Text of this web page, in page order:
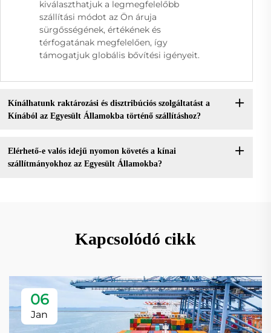
kiválaszthatjuk a legmegfelelőbb
szállítási módot az Ön áruja
sürgősségének, értékének és
térfogatának megfelelően, így
támogatjuk globális bővítési igényeit.
Kínálhatunk raktározási és disztribúciós szolgáltatást a
Kínából az Egyesült Államokba történő szállításhoz?
Elérhető-e valós idejű nyomon követés a kínai
szállítmányokhoz az Egyesült Államokba?
Kapcsolódó cikk
06
Jan